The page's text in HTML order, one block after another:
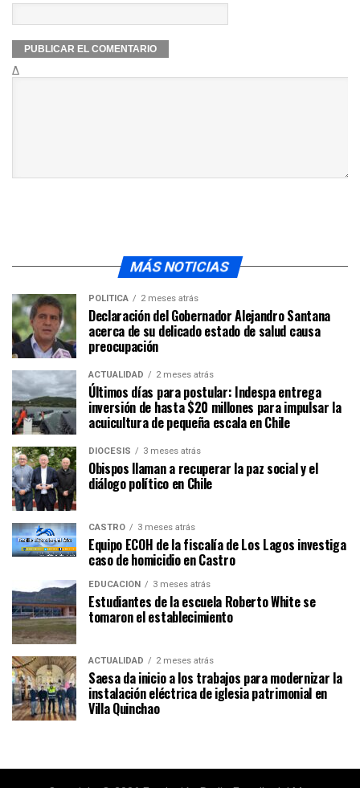
Δ
MÁS NOTICIAS
POLÍTICA 2 meses atrás
Declaración del Gobernador Alejandro Santana
acerca de su delicado estado de salud causa
preocupación
ACTUALIDAD 2 meses atrás
Últimos días para postular: Indespa entrega
inversión de hasta $20 millones para impulsar la
acuicultura de pequeña escala en Chile
DIÓCESIS 3 meses atrás
Obispos llaman a recuperar la paz social y el
diálogo político en Chile
CASTRO 3 meses atrás
Equipo ECOH de la fiscalía de Los Lagos investiga
caso de homicidio en Castro
EDUCACIÓN 3 meses atrás
Estudiantes de la escuela Roberto White se
tomaron el establecimiento
ACTUALIDAD 2 meses atrás
Saesa da inicio a los trabajos para modernizar la
instalación eléctrica de iglesia patrimonial en
Villa Quinchao